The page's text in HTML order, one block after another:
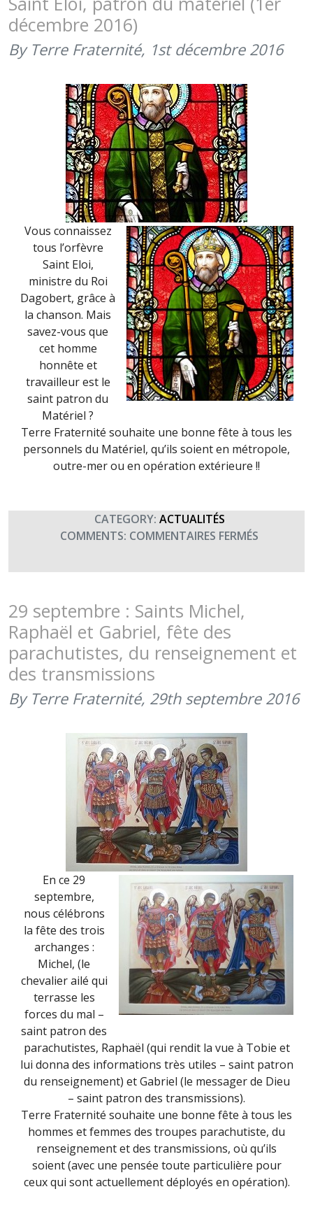
:
DES
décembre 2016)
By Terre Fraternité, 1st décembre 2016
Vous connaissez
tous l’orfèvre
Saint Eloi,
ministre du Roi
Dagobert, grâce à
la chanson. Mais
savez-vous que
cet homme
honnête et
travailleur est le
saint patron du
Matériel ?
Terre Fraternité souhaite une bonne fête à tous les
personnels du Matériel, qu’ils soient en métropole,
outre-mer ou en opération extérieure !!
CATEGORY: ACTUALITÉS
COMMENTS: COMMENTAIRES FERMÉS
ELOI,
DÉCEMBRE
29 septembre : Saints Michel,
Raphaël et Gabriel, fête des
parachutistes, du renseignement et
des transmissions
By Terre Fraternité, 29th septembre 2016
En ce 29
septembre,
nous célébrons
la fête des trois
archanges :
Michel, (le
chevalier ailé qui
terrasse les
forces du mal –
saint patron des
parachutistes, Raphaël (qui rendit la vue à Tobie et
lui donna des informations très utiles – saint patron
du renseignement) et Gabriel (le messager de Dieu
– saint patron des transmissions).
Terre Fraternité souhaite une bonne fête à tous les
hommes et femmes des troupes parachutiste, du
renseignement et des transmissions, où qu’ils
soient (avec une pensée toute particulière pour
ceux qui sont actuellement déployés en opération).